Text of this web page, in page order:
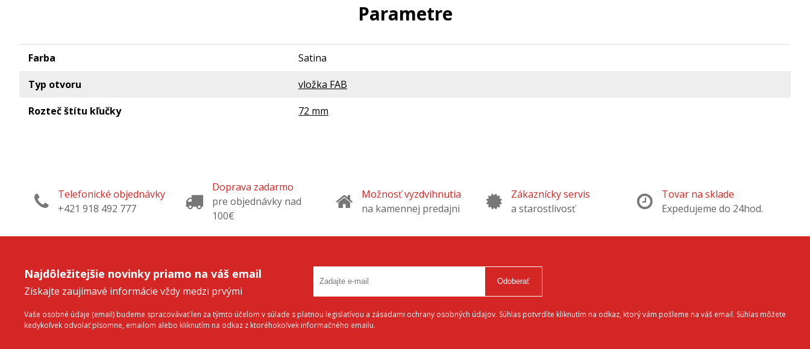
Parametre
Farba
Satina
Typ otvoru
vložka FAB
Rozteč štítu kľučky
72 mm
Telefonické objednávky
+421 918 492 777
Doprava zadarmo
pre objednávky nad
100€
Možnosť vyzdvihnutia
na kamennej predajni
Zákaznícky servis
a starostlivosť
Tovar na sklade
Expedujeme do 24hod.
Najdôležitejšie novinky priamo na váš email
Získajte zaujímavé informácie vždy medzi prvými
Odoberať
Vaše osobné údaje (email) budeme spracovávať len za týmto účelom v súlade s platnou legislatívou a zásadami ochrany osobných údajov. Súhlas potvrdíte kliknutím na odkaz, ktorý vám pošleme na váš email. Súhlas môžete
kedykoľvek odvolať písomne, emailom alebo kliknutím na odkaz z ktoréhokoľvek informačného emailu.